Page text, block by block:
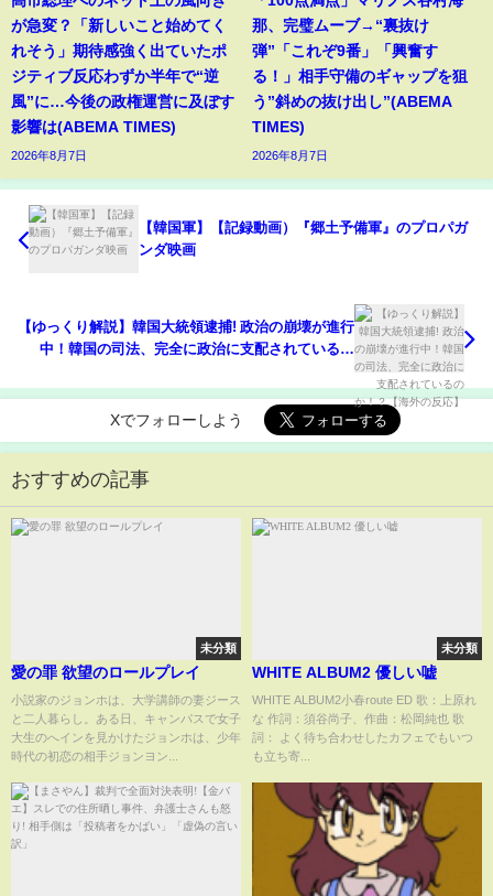
が急変？「新しいこと始めてく
れそう」期待感強く出ていたポ
ジティブ反応わずか半年で“逆
風”に…今後の政権運営に及ぼす
影響は(ABEMA TIMES)
2026年8月7日
那、完璧ムーブ→“裏抜け
弾”「これぞ9番」「興奮す
る！」相手守備のギャップを狙
う”斜めの抜け出し”(ABEMA
TIMES)
2026年8月7日
【韓国軍】【記録動画）『郷土予備軍』のプロパガ
ンダ映画
【ゆっくり解説】韓国大統領逮捕! 政治の崩壊が進行
中！韓国の司法、完全に政治に支配されているの
Xでフォローしよう
おすすめの記事
未分類
愛の罪 欲望のロールプレイ
小説家のジョンホは、大学講師の妻ジース
と二人暮らし。ある日、キャンパスで女子
大生のへインを見かけたジョンホは、少年
時代の初恋の相手ジョンヨン...
未分類
WHITE ALBUM2 優しい嘘
WHITE ALBUM2小春route ED 歌：上原れ
な 作詞：須谷尚子、作曲：松岡純也 歌
詞： よく待ち合わせしたカフェでもいつ
も立ち寄...